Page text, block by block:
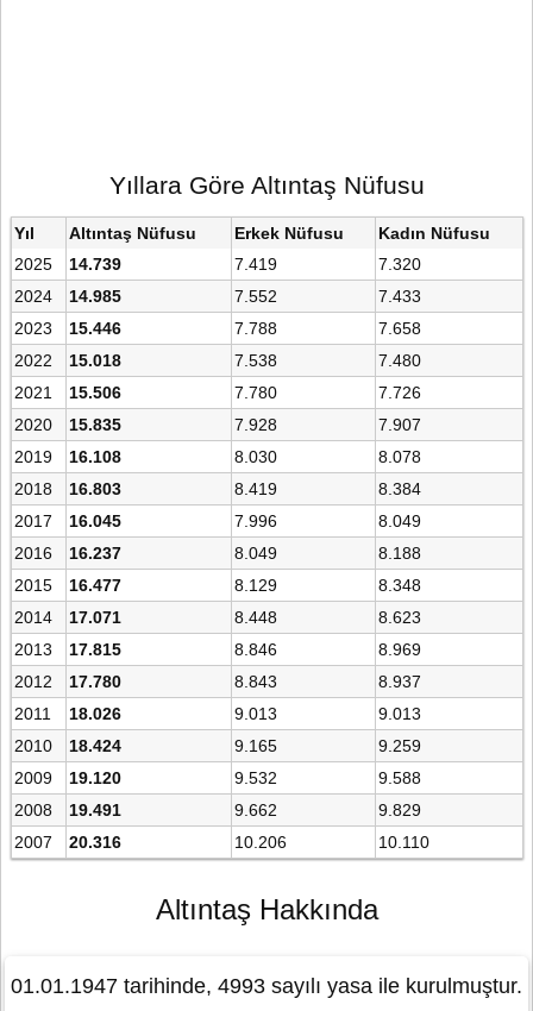
Yıllara Göre Altıntaş Nüfusu
Yıl Altıntaş Nüfusu Erkek Nüfusu
Kadın Nüfusu
2025
14.739 7.419
7.320
2024
14.985 7.552
7.433
2023
15.446 7.788
7.658
2022
15.018 7.538
7.480
2021
15.506 7.780
7.726
2020
15.835 7.928
7.907
2019
16.108 8.030
8.078
2018
16.803 8.419
8.384
2017
16.045 7.996
8.049
2016
16.237 8.049
8.188
2015
16.477 8.129
8.348
2014
17.071 8.448
8.623
2013
17.815 8.846
8.969
2012
17.780 8.843
8.937
2011
18.026 9.013
9.013
2010
18.424 9.165
9.259
2009
19.120 9.532
9.588
2008
19.491 9.662
9.829
2007
20.316 10.206 10.110
Altıntaş Hakkında
01.01.1947 tarihinde, 4993 sayılı yasa ile kurulmuştur.